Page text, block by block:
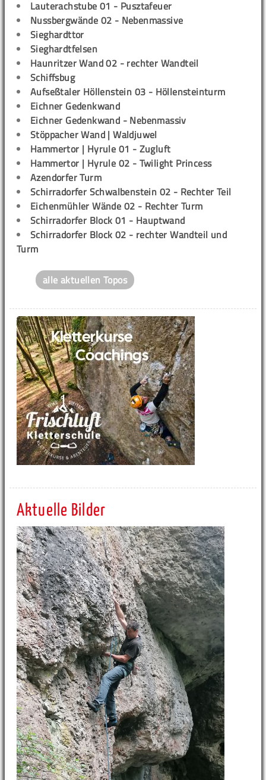
Lauterachstube 01 - Pusztafeuer
Nussbergwände 02 - Nebenmassive
Sieghardttor
Sieghardtfelsen
Haunritzer Wand 02 - rechter Wandteil
Schiffsbug
Aufseßtaler Höllenstein 03 - Höllensteinturm
Eichner Gedenkwand
Eichner Gedenkwand - Nebenmassiv
Stöppacher Wand | Waldjuwel
Hammertor | Hyrule 01 - Zugluft
Hammertor | Hyrule 02 - Twilight Princess
Azendorfer Turm
Schirradorfer Schwalbenstein 02 - Rechter Teil
Eichenmühler Wände 02 - Rechter Turm
Schirradorfer Block 01 - Hauptwand
Schirradorfer Block 02 - rechter Wandteil und
Turm
alle aktuellen Topos
Aktuelle Bilder